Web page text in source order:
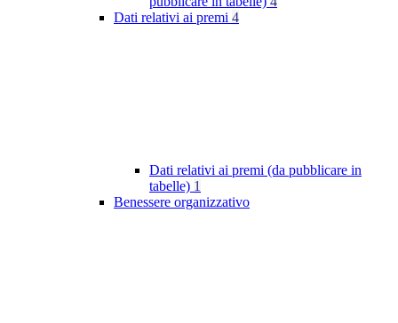
Dati relativi ai premi 4
Dati relativi ai premi (da pubblicare in
tabelle) 1
Benessere organizzativo